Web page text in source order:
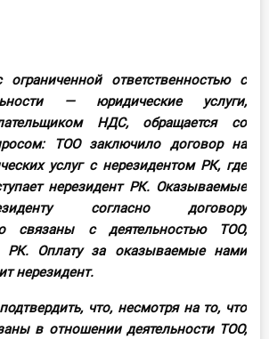
помощник
ограниченной ответственностью с
— юридические услуги,
НДС, обращается со
ТОО заключило договор на
услуг с нерезидентом РК, где
нерезидент РК. Оказываемые
согласно договору
связаны с деятельностью ТОО,
РК. Оплату за оказываемые нами
нерезидент.
что, несмотря на то, что
в отношении деятельности ТОО,